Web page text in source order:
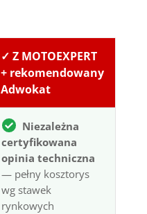
✓ Z MOTOEXPERT
+ rekomendowany
Adwokat
Niezależna
certyfikowana
opinia techniczna
— pełny kosztorys
wg stawek
rynkowych